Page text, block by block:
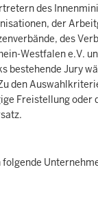
des
der
des
Westfalen e.V.
bestehende Jury
den
Freistellung oder